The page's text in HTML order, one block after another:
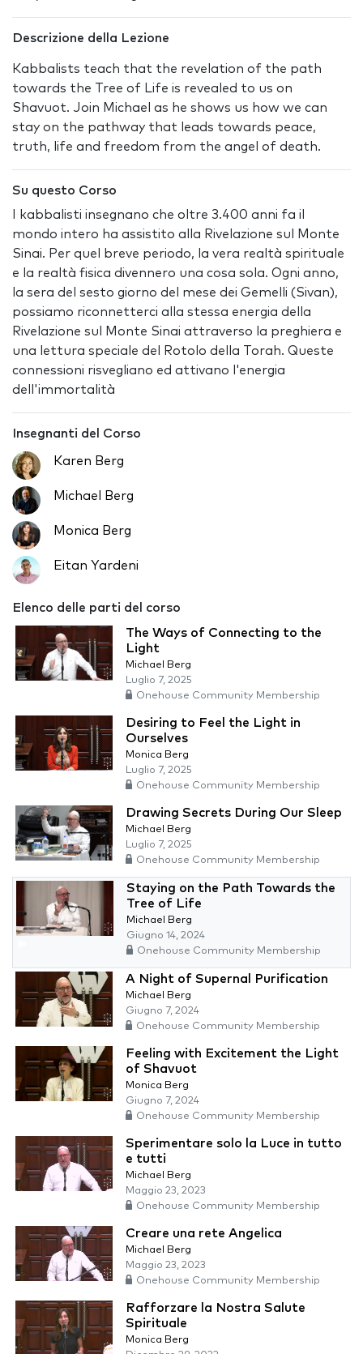
Descrizione della Lezione
Kabbalists teach that the revelation of the path
towards the Tree of Life is revealed to us on
Shavuot. Join Michael as he shows us how we can
stay on the pathway that leads towards peace,
truth, life and freedom from the angel of death.
Su questo Corso
I kabbalisti insegnano che oltre 3.400 anni fa il
mondo intero ha assistito alla Rivelazione sul Monte
Sinai. Per quel breve periodo, la vera realtà spirituale
e la realtà fisica divennero una cosa sola. Ogni anno,
la sera del sesto giorno del mese dei Gemelli (Sivan),
possiamo riconnetterci alla stessa energia della
Rivelazione sul Monte Sinai attraverso la preghiera e
una lettura speciale del Rotolo della Torah. Queste
connessioni risvegliano ed attivano l'energia
dell'immortalità
Insegnanti del Corso
Karen Berg
Michael Berg
Monica Berg
Eitan Yardeni
Elenco delle parti del corso
The Ways of Connecting to the
Light
Michael Berg
Luglio 7, 2025
Onehouse Community Membership
Desiring to Feel the Light in
Ourselves
Monica Berg
Luglio 7, 2025
Onehouse Community Membership
Drawing Secrets During Our Sleep
Michael Berg
Luglio 7, 2025
Onehouse Community Membership
Staying on the Path Towards the
Tree of Life
Michael Berg
Giugno 14, 2024
Onehouse Community Membership
A Night of Supernal Purification
Michael Berg
Giugno 7, 2024
Onehouse Community Membership
Feeling with Excitement the Light
of Shavuot
Monica Berg
Giugno 7, 2024
Onehouse Community Membership
Sperimentare solo la Luce in tutto
e tutti
Michael Berg
Maggio 23, 2023
Onehouse Community Membership
Creare una rete Angelica
Michael Berg
Maggio 23, 2023
Onehouse Community Membership
Rafforzare la Nostra Salute
Spirituale
Monica Berg